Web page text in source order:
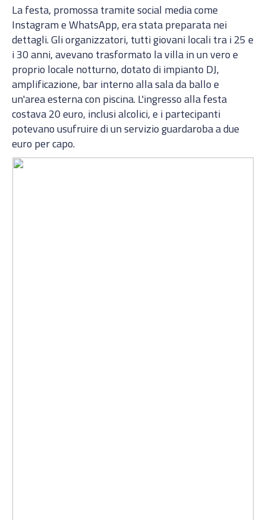
La festa, promossa tramite social media come
Instagram e WhatsApp, era stata preparata nei
dettagli. Gli organizzatori, tutti giovani locali tra i 25 e
i 30 anni, avevano trasformato la villa in un vero e
proprio locale notturno, dotato di impianto DJ,
amplificazione, bar interno alla sala da ballo e
un'area esterna con piscina. L'ingresso alla festa
costava 20 euro, inclusi alcolici, e i partecipanti
potevano usufruire di un servizio guardaroba a due
euro per capo.